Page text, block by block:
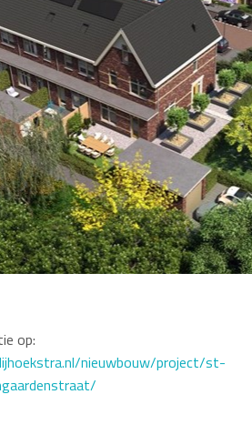
op:
nieuwbouw/project/st-